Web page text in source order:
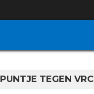
TEGEN VRC